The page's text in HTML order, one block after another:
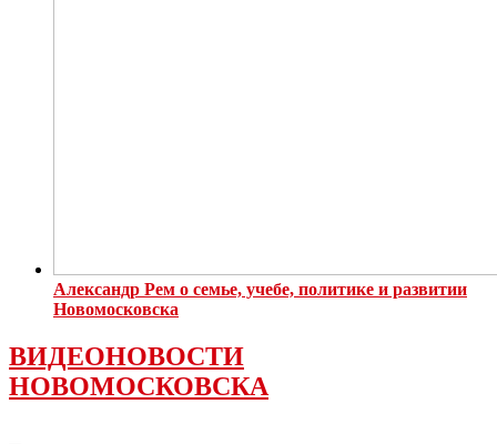
Александр Рем о семье, учебе, политике и развитии
Новомосковска
ВИДЕОНОВОСТИ
НОВОМОСКОВСКА